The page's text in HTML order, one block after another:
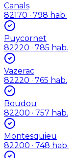
Canals
82170 · 798 hab.
Puycornet
82220 · 785 hab.
Vazerac
82220 · 765 hab.
Boudou
82200 · 757 hab.
Montesquieu
82200 · 748 hab.